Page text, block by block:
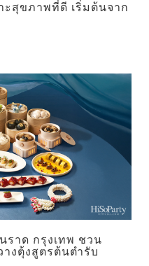
ะสุขภาพที่ดี เริ่มต้นจาก
ราด กรุงเทพ ชวน
งตุ้งสูตรต้นตำรับ